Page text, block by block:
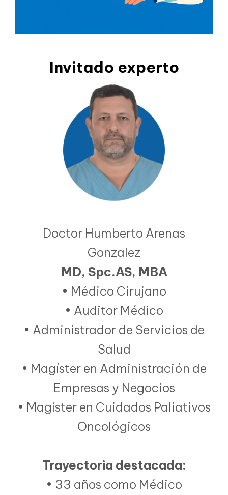
Invitado experto
Doctor Humberto Arenas
Gonzalez
MD, Spc.AS, MBA
• Médico Cirujano
• Auditor Médico
• Administrador de Servicios de
Salud
• Magíster en Administración de
Empresas y Negocios
• Magíster en Cuidados Paliativos
Oncológicos
Trayectoria destacada:
• 33 años como Médico